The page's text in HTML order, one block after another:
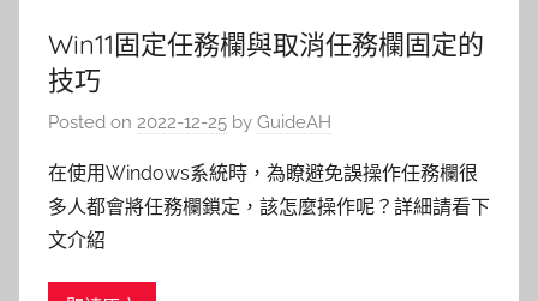
Win11固定任務欄與取消任務欄固定的
技巧
Posted on 2022-12-25 by GuideAH
在使用Windows系統時，為瞭避免誤操作任務欄很
多人都會將任務欄鎖定，該怎麼操作呢？詳細請看下
文介紹